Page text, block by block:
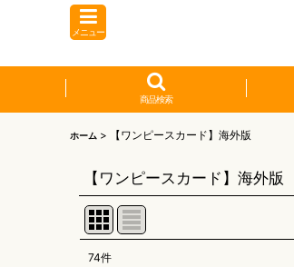
メニュー
商品検索
ホーム > 【ワンピースカード】海外版
【ワンピースカード】海外版
74件